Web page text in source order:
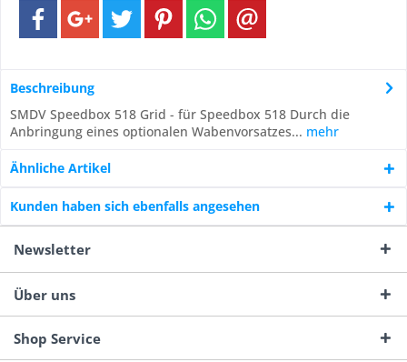
Beschreibung
SMDV Speedbox 518 Grid - für Speedbox 518 Durch die
Anbringung eines optionalen Wabenvorsatzes... mehr
Ähnliche Artikel
Kunden haben sich ebenfalls angesehen
Newsletter
Über uns
Shop Service